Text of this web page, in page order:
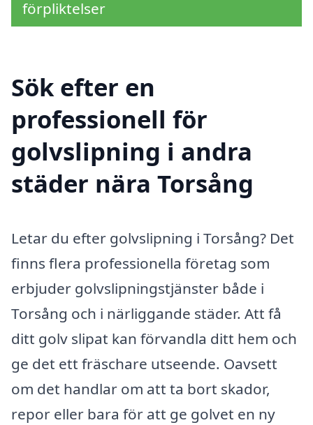
förpliktelser
Sök efter en
professionell för
golvslipning i andra
städer nära Torsång
Letar du efter golvslipning i Torsång? Det
finns flera professionella företag som
erbjuder golvslipningstjänster både i
Torsång och i närliggande städer. Att få
ditt golv slipat kan förvandla ditt hem och
ge det ett fräschare utseende. Oavsett
om det handlar om att ta bort skador,
repor eller bara för att ge golvet en ny